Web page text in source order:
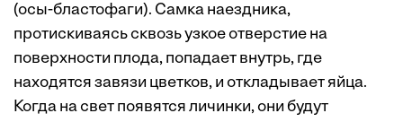
(осы-бластофаги). Самка наездника,
протискиваясь сквозь узкое отверстие на
поверхности плода, попадает внутрь, где
находятся завязи цветков, и откладывает яйца.
Когда на свет появятся личинки, они будут